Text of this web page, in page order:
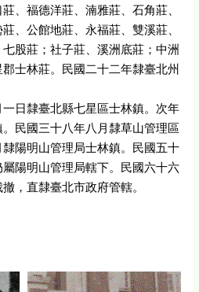
、福德洋莊、湳雅莊、石角莊、
、公館地莊、永福莊、雙溪莊、
股莊；社子莊、溪洲底莊；中洲
士林莊。民國二十二年隸臺北州
日隸臺北縣七星區士林鎮。次年
民國三十八年八月隸草山管理區
陽明山管理局士林鎮。民國五十
陽明山管理局轄下。民國六十六
，直隸臺北市政府管轄。